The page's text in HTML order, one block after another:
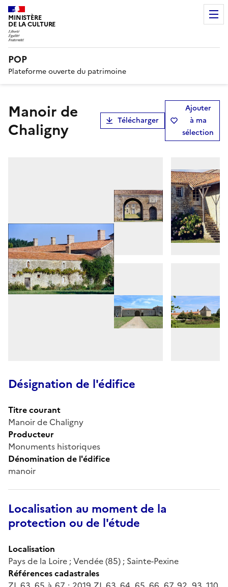
MINISTÈRE
DE LA CULTURE
POP
Plateforme ouverte du patrimoine
Manoir de
Chaligny
Télécharger
Ajouter
à ma
sélection
Désignation de l'édifice
Titre courant
Manoir de Chaligny
Producteur
Monuments historiques
Dénomination de l'édifice
manoir
Localisation au moment de la
protection ou de l'étude
Localisation
Pays de la Loire ; Vendée (85) ; Sainte-Pexine
Références cadastrales